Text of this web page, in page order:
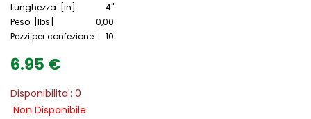
Lunghezza: [in]
4"
Peso: [lbs]
0,00
Pezzi per confezione:
10
6.95 €
Disponibilita': 0
Non Disponibile